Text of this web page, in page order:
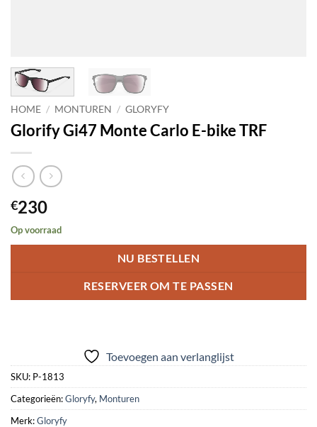
HOME / MONTUREN / GLORYFY
Glorify Gi47 Monte Carlo E-bike TRF
€230
Op voorraad
NU BESTELLEN
RESERVEER OM TE PASSEN
Toevoegen aan verlanglijst
SKU: P-1813
Categorieën:Gloryfy, Monturen
Merk:Gloryfy